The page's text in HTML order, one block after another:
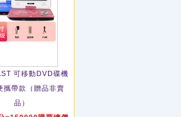
可移動DVD碟機
攜帶款（贈品非賣
品）